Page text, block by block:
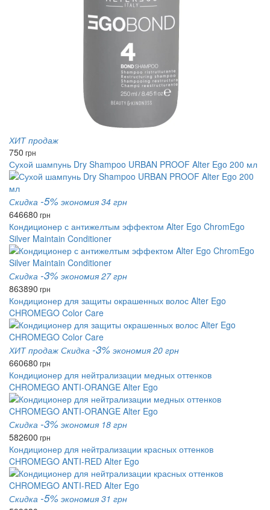
ХИТ продаж
750 грн
Сухой шампунь Dry Shampoo URBAN PROOF Alter Ego 200 мл
Скидка -5% экономия 34 грн
646680 грн
Кондиционер с антижелтым эффектом Alter Ego ChromEgo
Silver Maintain Conditioner
Скидка -3% экономия 27 грн
863890 грн
Кондиционер для защиты окрашенных волос Alter Ego
CHROMEGO Color Care
ХИТ продаж Скидка -3% экономия 20 грн
660680 грн
Кондиционер для нейтрализации медных оттенков
CHROMEGO ANTI-ORANGE Alter Ego
Скидка -3% экономия 18 грн
582600 грн
Кондиционер для нейтрализации красных оттенков
CHROMEGO ANTI-RED Alter Ego
Скидка -5% экономия 31 грн